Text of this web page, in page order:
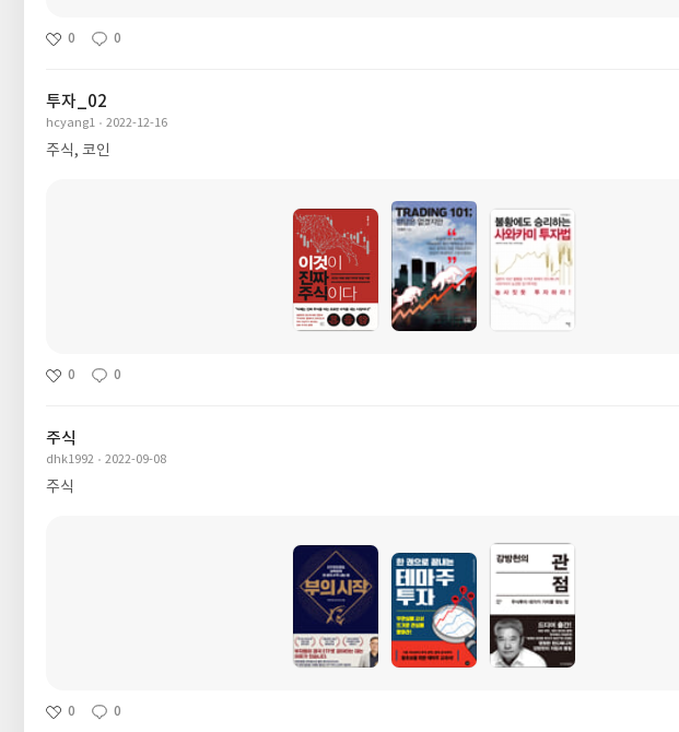
0 0
투자_02
hcyang1 2022-12-16
주식, 코인
0 0
주식
dhk1992 2022-09-08
주식
0 0